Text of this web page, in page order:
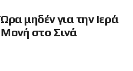
Ώρα μηδέν για την Ιερά
Μονή στο Σινά